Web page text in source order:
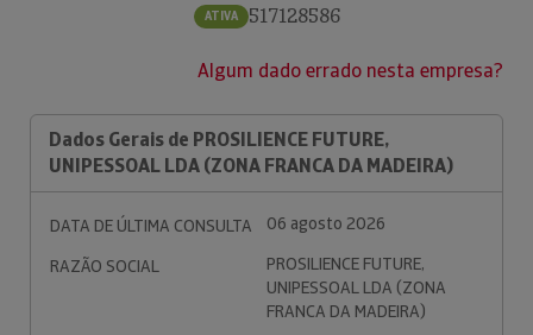
ATIVA 517128586
Algum dado errado nesta empresa?
Dados Gerais de PROSILIENCE FUTURE,
UNIPESSOAL LDA (ZONA FRANCA DA MADEIRA)
DATA DE ÚLTIMA CONSULTA
06 agosto 2026
RAZÃO SOCIAL
PROSILIENCE FUTURE,
UNIPESSOAL LDA (ZONA
FRANCA DA MADEIRA)